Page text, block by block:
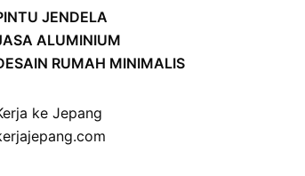
JENDELA
ALUMINIUM
RUMAH MINIMALIS
ke Jepang